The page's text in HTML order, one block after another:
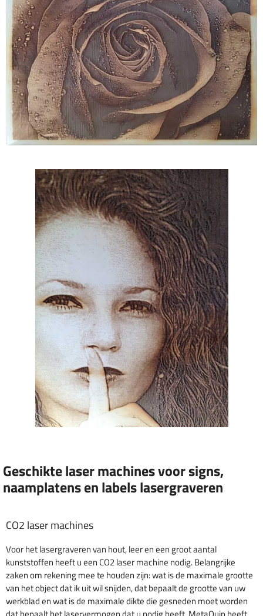
Geschikte laser machines voor signs,
naamplatens en labels lasergraveren
CO2 laser machines
Voor het lasergraveren van hout, leer en een groot aantal
kunststoffen heeft u een CO2 laser machine nodig. Belangrijke
zaken om rekening mee te houden zijn: wat is de maximale grootte
van het object dat ik uit wil snijden, dat bepaalt de grootte van uw
werkblad en wat is de maximale dikte die gesneden moet worden